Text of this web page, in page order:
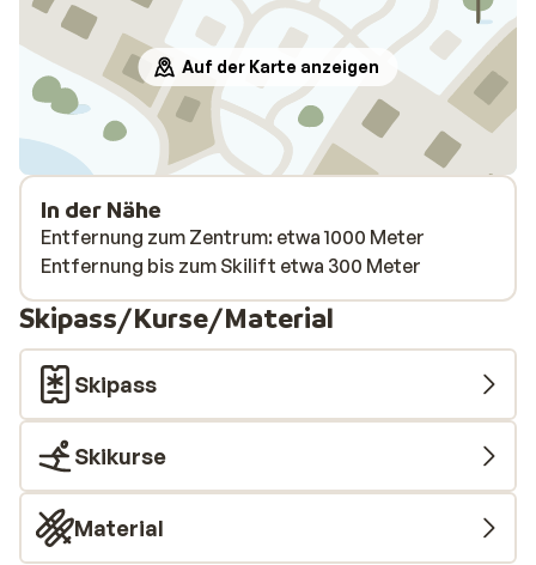
Auf der Karte anzeigen
In der Nähe
Entfernung zum Zentrum: etwa 1000 Meter
Entfernung bis zum Skilift etwa 300 Meter
Skipass/Kurse/Material
Skipass
Skikurse
Material